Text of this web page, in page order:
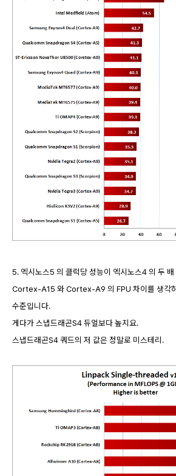
5. 엑시노스5 의 클럭당 성능이 엑시노스4 의 두
Cortex-A15 와 Cortex-A9 의 FPU 차이를 생각
수준입니다.
게다가 스냅드래곤S4 듀얼보다 높지요.
스냅드래곤S4 쿼드의 저 값은 정말로 미스테리.